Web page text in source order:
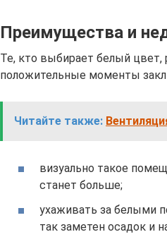
Преимущества и
Те, кто выбирает белый
положительные моменты
Читайте также:
визуально такое
станет больше;
ухаживать за белыми
так заметен осадок и